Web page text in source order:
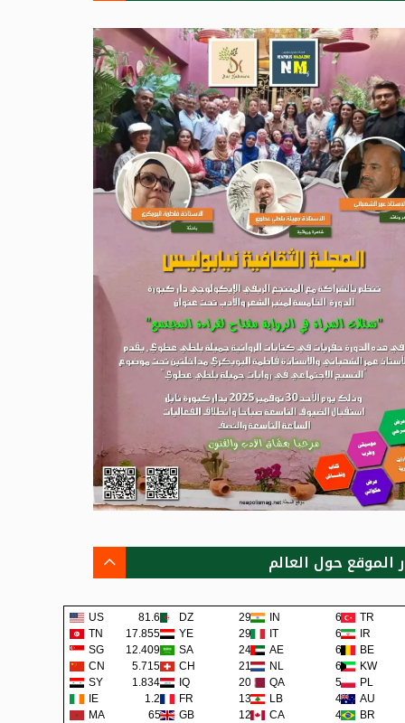
الموقع حول العالم
US 81.6K DZ 291 IN 65 TR
TN
17.855K YE 290 IT 62 IR
SG
12.409K SA 241 AE 62 BE
CN
5.715K CH 219 NL 60 KW
SY
1.834K IQ 200 QA 57 PL
IE
1.2K FR 138 LB 48 AU
MA
659 GB 129 CA 45 BR